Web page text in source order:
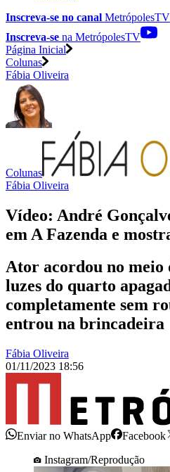
Inscreva-se no canal
Inscreva-se na MetrópolesTV
Página Inicial
Colunas
Fábia Oliveira
Colunas
Fábia Oliveira
Vídeo: André
em A Fazenda e
Ator acordou no meio
luzes do quarto
completamente sem
entrou na brincadeira
Fábia Oliveira
01/11/2023 18:56
Enviar no WhatsApp Facebook
Instagram/Reprodução